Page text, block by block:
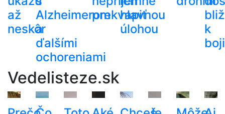
až
neskôr
Alzheimerom
a
ďalšími
ochoreniami
prekvapiť
hlavnou
úlohou
k
Vedelisteze.sk